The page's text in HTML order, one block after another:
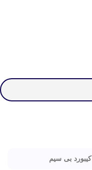
کیبورد بی سیم